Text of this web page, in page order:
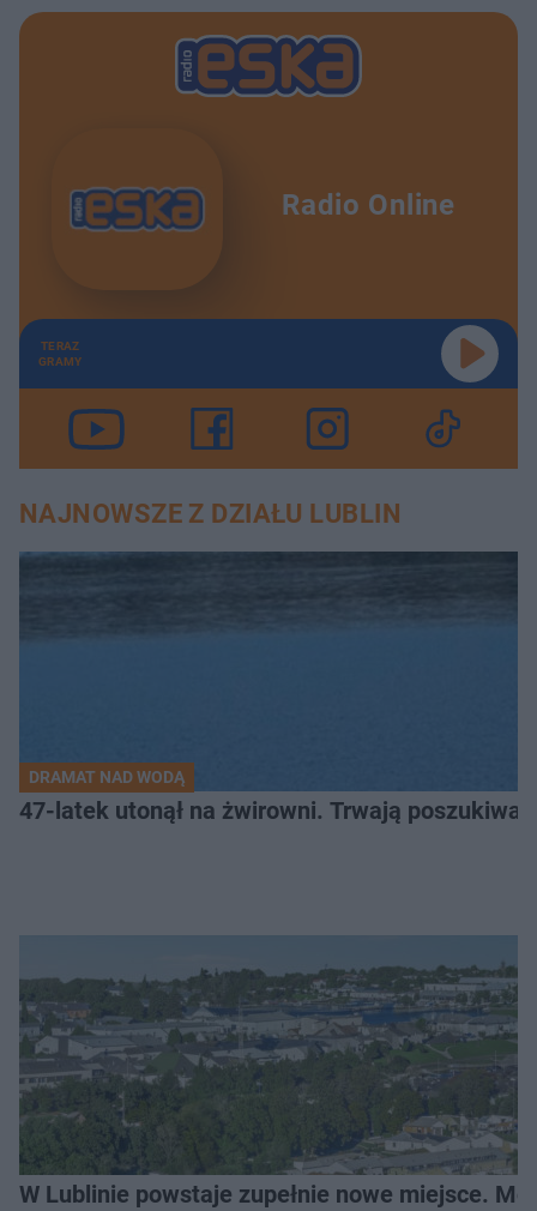
Radio Online
TERAZ
GRAMY
NAJNOWSZE Z DZIAŁU LUBLIN
DRAMAT NAD WODĄ
47-latek utonął na żwirowni. Trwają
W Lublinie powstaje zupełnie nowe miejsce.